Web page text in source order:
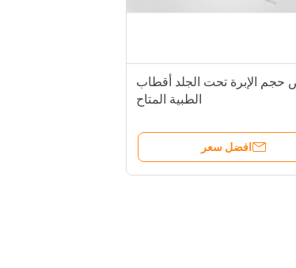
الإبرة تحت الجلد أقطاب
الطبية المتاح
افضل سعر